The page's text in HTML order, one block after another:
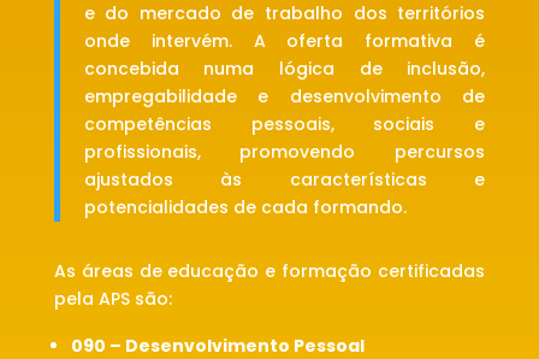
e do mercado de trabalho dos territórios
onde intervém. A oferta formativa é
concebida numa lógica de inclusão,
empregabilidade e desenvolvimento de
competências pessoais, sociais e
profissionais, promovendo percursos
ajustados às características e
potencialidades de cada formando.
As áreas de educação e formação certificadas
pela APS são:
090 – Desenvolvimento Pessoal